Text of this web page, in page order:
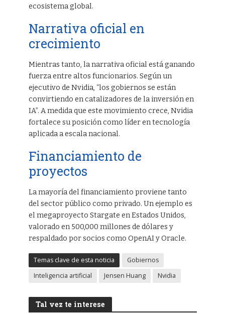
ecosistema global.
Narrativa oficial en
crecimiento
Mientras tanto, la narrativa oficial está ganando
fuerza entre altos funcionarios. Según un
ejecutivo de Nvidia, “los gobiernos se están
convirtiendo en catalizadores de la inversión en
IA”. A medida que este movimiento crece, Nvidia
fortalece su posición como líder en tecnología
aplicada a escala nacional.
Financiamiento de
proyectos
La mayoría del financiamiento proviene tanto
del sector público como privado. Un ejemplo es
el megaproyecto Stargate en Estados Unidos,
valorado en 500,000 millones de dólares y
respaldado por socios como OpenAI y Oracle.
Temas clave de esta noticia
Gobiernos
Inteligencia artificial
Jensen Huang Nvidia
Tal vez te interese